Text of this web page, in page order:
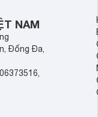
NAM
Đống Đa,